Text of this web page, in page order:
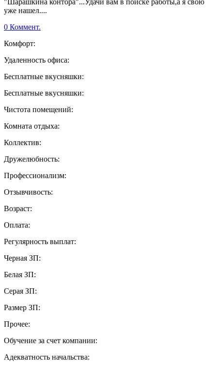
"Шарашкина контора"...Удачи вам в поиске работы,а я свою
уже нашел....
0 Коммент.
Комфорт:
Удаленность офиса:
Бесплатные вкусняшки:
Бесплатные вкусняшки:
Чистота помещений:
Комната отдыха:
Коллектив:
Дружелюбность:
Профессионализм:
Отзывчивость:
Возраст:
Оплата:
Регулярность выплат:
Черная ЗП:
Белая ЗП:
Серая ЗП:
Размер ЗП:
Прочее:
Обучение за счет компании:
Адекватность начальства: